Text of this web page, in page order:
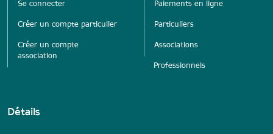
Se connecter
Créer un compte particulier
Créer un compte
association
Paiements en ligne
Particuliers
Associations
Professionnels
Détails